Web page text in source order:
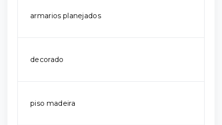
armarios planejados
decorado
piso madeira